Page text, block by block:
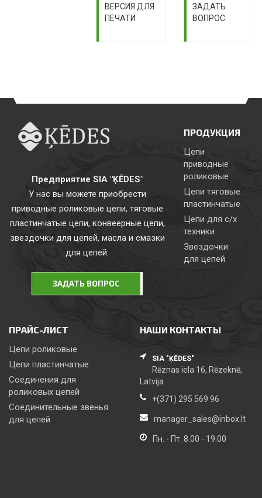
ВЕРСИЯ ДЛЯ
ПЕЧАТИ
ЗАДАТЬ
ВОПРОС
Предприятие SIA "ĶĒDES"
У нас вы можете приобрести
приводные роликовые цепи, тяговые
пластинчатые цепи, конвеерные цепи,
звездочки для цепей, масла и смазки
для цепей.
ЗАДАТЬ ВОПРОС
ПРОДУКЦИЯ
Цепи
приводные
роликовые
Цепи тяговые
пластинчатые
Цепи для с/х
техники
Звездочки
для цепей
ПРАЙС-ЛИСТ
Цепи роликовые
Цепи пластинчатые
Соединения для
роликовых цепей
Соединительные звенья
для цепей
НАШИ КОНТАКТЫ
SIA "ĶĒDES"
Rēznas iela 16, Rēzeknē,
Latvija
+(371) 295 569 96
manager_sales@inbox.lt
Пн. - Пт. 8.00 - 19.00